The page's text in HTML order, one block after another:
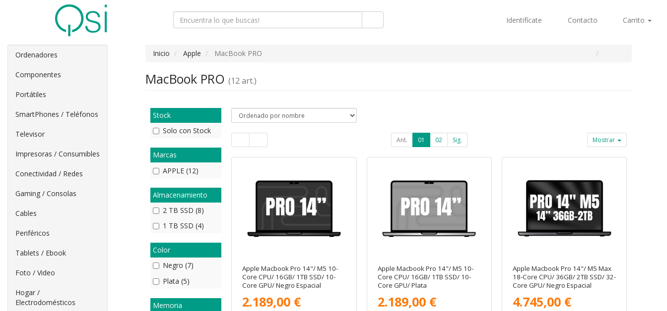
Identifícate Contacto Carrito
Ordenadores
Componentes
Portátiles
SmartPhones / Teléfonos
Televisor
Impresoras / Consumibles
Conectividad / Redes
Gaming / Consolas
Cables
Periféricos
Tablets / Ebook
Foto / Video
Hogar /
Electrodomésticos
Inicio Apple MacBook PRO
MacBook PRO (12 art.)
Stock
Solo con Stock
Marcas
APPLE (12)
Almacenamiento
2 TB SSD (8)
1 TB SSD (4)
Color
Negro (7)
Plata (5)
Memoria
Ant. 01 02 Sig. Mostrar
Apple Macbook Pro 14"/ M5 10-
Core CPU/ 16GB/ 1TB SSD/ 10-
Core GPU/ Negro Espacial
2.189,00 €
Apple Macbook Pro 14"/ M5 10-
Core CPU/ 16GB/ 1TB SSD/ 10-
Core GPU/ Plata
2.189,00 €
Apple Macbook Pro 14"/ M5 Max
18-Core CPU/ 36GB/ 2TB SSD/ 32-
Core GPU/ Negro Espacial
4.745,00 €